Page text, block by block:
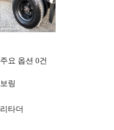
주요 옵션 0건
보링
리타더